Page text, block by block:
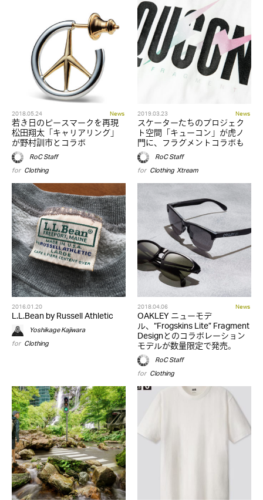
2018.05.24 News
若き日のピースマークを再現
松田翔太「キャリアリング」
が野村訓市とコラボ
RoC Staff
for Clothing
2019.03.23 News
スケーターたちのプロジェク
ト空間「キューコン」が虎ノ
門に、フラグメントコラボも
RoC Staff
for Clothing,Xtream
2016.01.20
L.L.Bean by Russell Athletic
Yoshikage Kajiwara
for Clothing
2018.04.06 News
OAKLEY ニューモデ
ル、“Frogskins Lite” Fragment
Designとのコラボレーション
モデルが数量限定で発売。
RoC Staff
for Clothing